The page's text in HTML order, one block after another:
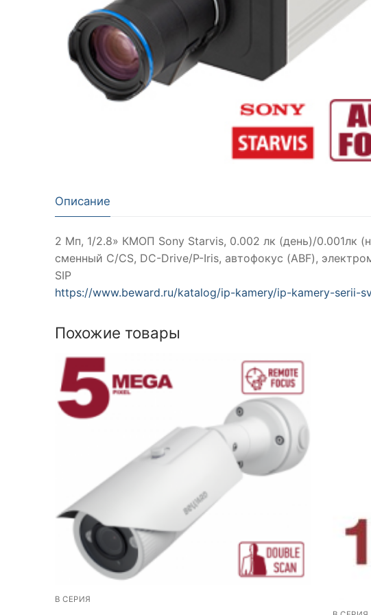
Описание
2 Мп, 1/2.8» КМОП Sony Starvis, 0.002 лк (день)/0.001лк
сменный C/CS, DC-Drive/P-Iris, автофокус (ABF),
SIP
https://www.beward.ru/katalog/ip-kamery/ip-kamery-serii-
Похожие товары
B СЕРИЯ